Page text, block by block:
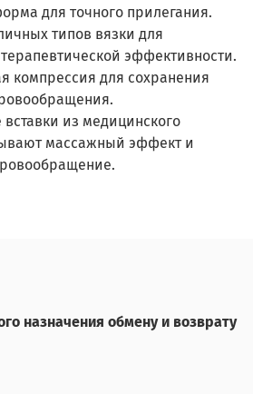
для точного прилегания.
типов вязки для
эффективности.
компрессия для сохранения
из медицинского
массажный эффект и
назначения обмену и возврату